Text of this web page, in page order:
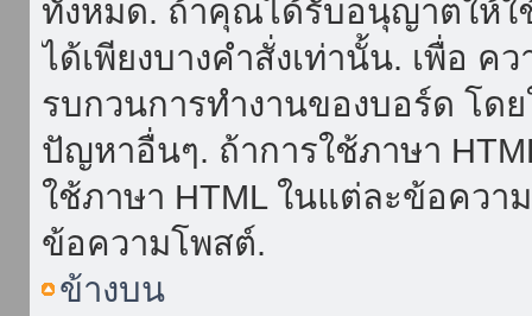
ทั้งหมด. ถ้าคุณได้รับอนุญาตให้ใ
ได้เพียงบางคำสั่งเท่านั้น. เพื่อ
รบกวนการทำงานของบอร์ด โด
ปัญหาอื่นๆ. ถ้าการใช้ภาษา
ใช้ภาษา HTML ในแต่ละข้อคว
ข้อความโพสต์.
ข้างบน